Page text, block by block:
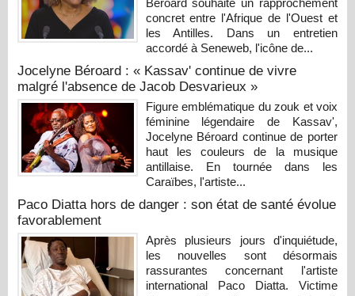
Béroard souhaite un rapprochement
concret entre l'Afrique de l'Ouest et
les Antilles. Dans un entretien
accordé à Seneweb, l'icône de...
Jocelyne Béroard : « Kassav' continue de vivre
malgré l'absence de Jacob Desvarieux »
Figure emblématique du zouk et voix
féminine légendaire de Kassav',
Jocelyne Béroard continue de porter
haut les couleurs de la musique
antillaise. En tournée dans les
Caraïbes, l'artiste...
Paco Diatta hors de danger : son état de santé évolue
favorablement
Après plusieurs jours d'inquiétude,
les nouvelles sont désormais
rassurantes concernant l'artiste
international Paco Diatta. Victime